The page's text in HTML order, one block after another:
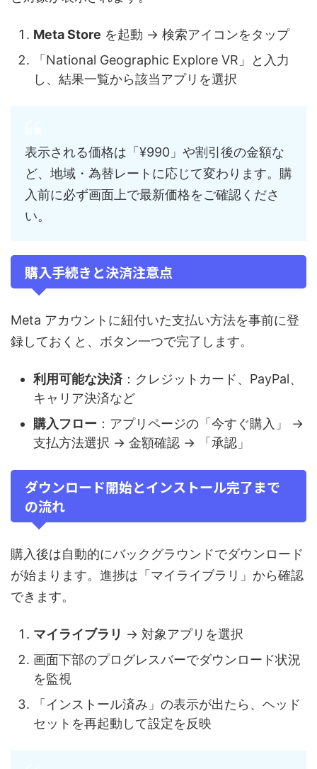
Meta Store を起動 → 検索アイコンをタップ
「National Geographic Explore VR」と入力
し、結果一覧から該当アプリを選択
表示される価格は「¥990」や割引後の金額な
ど、地域・為替レートに応じて変わります。購
入前に必ず画面上で最新価格をご確認くださ
い。
購入手続きと決済注意点
Meta アカウントに紐付いた支払い方法を事前に登
録しておくと、ボタン一つで完了します。
利用可能な決済：クレジットカード、PayPal、
キャリア決済など
購入フロー ：アプリページの「今すぐ購入」 →
支払方法選択 → 金額確認 → 「承認」
ダウンロード開始とインストール完了まで
の流れ
購入後は自動的にバックグラウンドでダウンロード
が始まります。進捗は「マイライブラリ」から確認
できます。
マイライブラリ → 対象アプリを選択
画面下部のプログレスバーでダウンロード状況
を監視
「インストール済み」の表示が出たら、ヘッド
セットを再起動して設定を反映